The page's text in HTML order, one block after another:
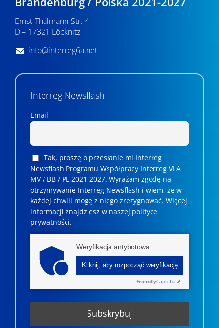
Ernst-Thälmann-Str. 4
D – 17321 Löcknitz
info@interreg6a.net
Interreg Newsflash
Email
Tak, proszę o przesłanie mi Interreg
Newsflash Programu Współpracy Interreg VI A
MV / BB / PL 2021-2027. Wyrażam zgodę na
otrzymywanie Interreg Newsflash i wiem, że w
każdej chwili mogę z niego zrezygnować. ­­Więcej
informacji znajdziesz w naszej polityce
prywatności.
Weryfikacja antybotowa
Kliknij, aby rozpocząć weryfikację
FriendlyCaptcha ⇗